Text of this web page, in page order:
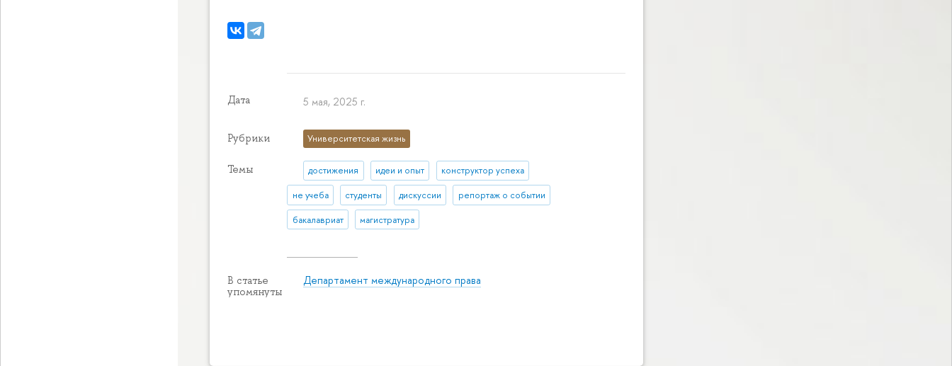
Дата 5 мая, 2025 г.
Рубрики Университетская жизнь
Темы достижения идеи и опыт конструктор успеха
не учеба студенты дискуссии репортаж о событии
бакалавриат магистратура
В статье
упомянуты
Департамент международного права